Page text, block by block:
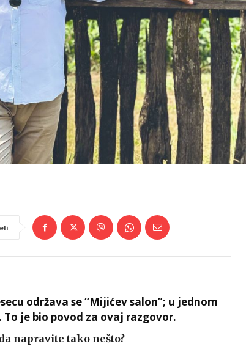
održava se “Mijićev salon”; u jednom
je bio povod za ovaj razgovor.
napravite tako nešto?